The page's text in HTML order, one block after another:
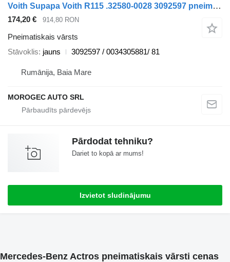
Voith Supapa Voith R115 .32580-0028 3092597 pneimatiskais vārsts paredzēts Mercedes-Benz ACTROS MP kravas automašīnas
174,20 € 914,80 RON
Pneimatiskais vārsts
Stāvoklis jauns 3092597 / 0034305881/ 81
Rumānija, Baia Mare
MOROGEC AUTO SRL
Pārdodat tehniku?
Dariet to kopā ar mums!
Izvietot sludinājumu
Mercedes-Benz Actros pneimatiskais vārsti cenas